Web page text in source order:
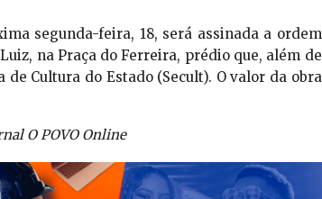
segunda-feira, 18, será assinada a ordem
na Praça do Ferreira, prédio que, além de
Cultura do Estado (Secult). O valor da obra
OPOVO Online